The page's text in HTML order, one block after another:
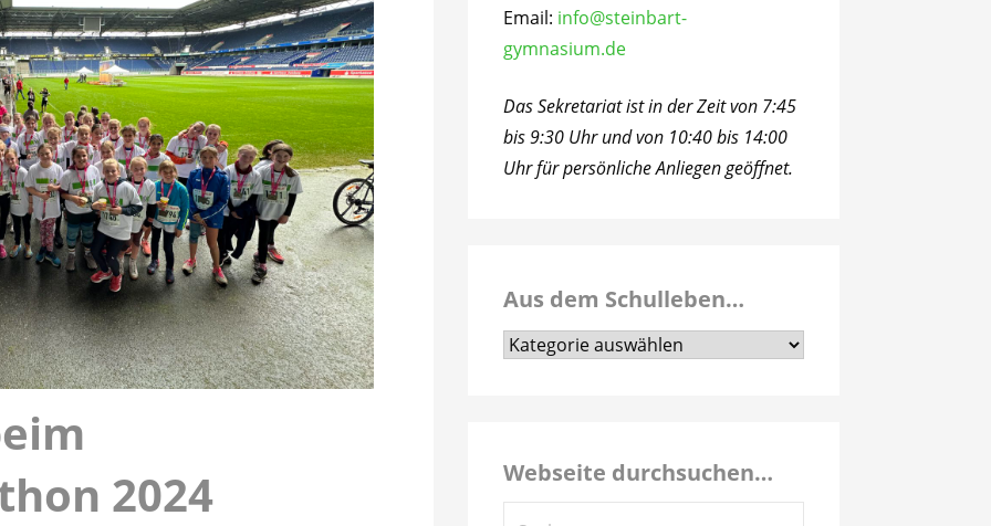
2024
Email: info@steinbart-
gymnasium.de
Das Sekretariat ist in der Zeit von 7:45
bis 9:30 Uhr und von 10:40 bis 14:00
Uhr für persönliche Anliegen geöffnet.
Aus dem Schulleben…
Aus
Webseite durchsuchen…